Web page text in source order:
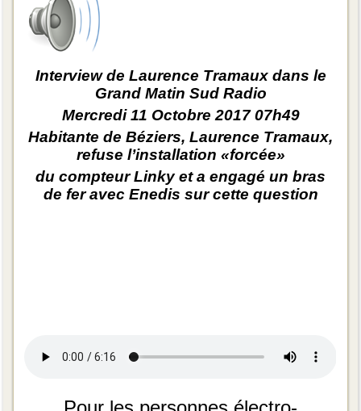
Interview de Laurence Tramaux dans le
Grand Matin Sud Radio
Mercredi 11 Octobre 2017 07h49
Habitante de Béziers, Laurence Tramaux,
refuse l’installation «forcée»
du compteur Linky et a engagé un bras
de fer avec Enedis sur cette question